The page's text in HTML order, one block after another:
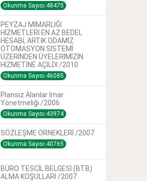
Okunma Sayısı:48475
PEYZAJ MİMARLIĞI
HİZMETLERİ EN AZ BEDEL
HESABI, ARTIK ODAMIZ
OTOMASYON SİSTEMİ
ÜZERİNDEN ÜYELERİMİZİN
HİZMETİNE AÇILDI /2010
Okunma Sayısı:46085
Plansız Alanlar Imar
Yönetmeliği /2006
Okunma Sayısı:43974
SÖZLEŞME ÖRNEKLERİ /2007
Okunma Sayısı:40765
BÜRO TESCİL BELGESİ (BTB)
ALMA KOŞULLARI /2007